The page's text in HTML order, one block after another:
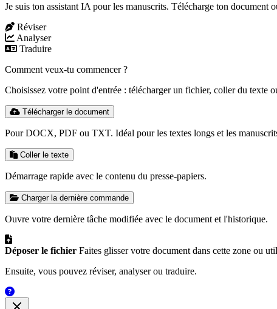
Je suis ton assistant IA pour les manuscrits. Télécharge ton document
Réviser
Analyser
Traduire
Comment veux-tu commencer ?
Choisissez votre point d'entrée : télécharger un fichier, coller du texte
Télécharger le document
Pour DOCX, PDF ou TXT. Idéal pour les textes longs et les
Coller le texte
Démarrage rapide avec le contenu du presse-papiers.
Charger la dernière commande
Ouvre votre dernière tâche modifiée avec le document et l'historique.
Déposer le fichier Faites glisser votre document dans cette zone ou
Ensuite, vous pouvez réviser, analyser ou traduire.